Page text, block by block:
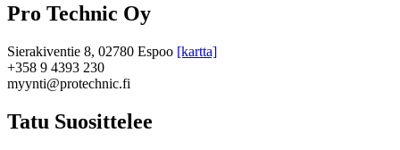
Pro Technic Oy
Sierakiventie 8, 02780 Espoo [kartta]
+358 9 4393 230
myynti@protechnic.fi
Tatu Suosittelee